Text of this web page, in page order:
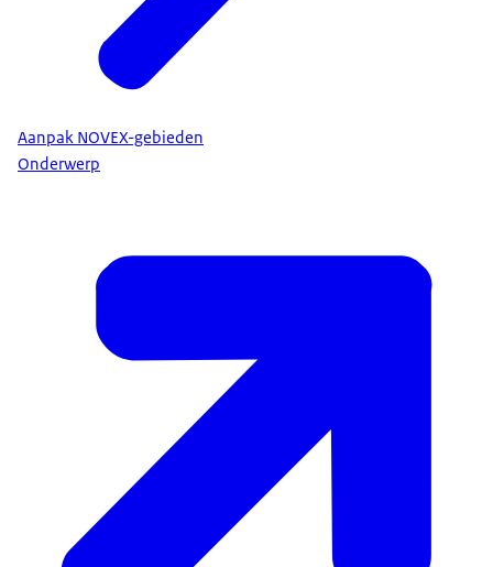
Aanpak NOVEX-gebieden
Onderwerp